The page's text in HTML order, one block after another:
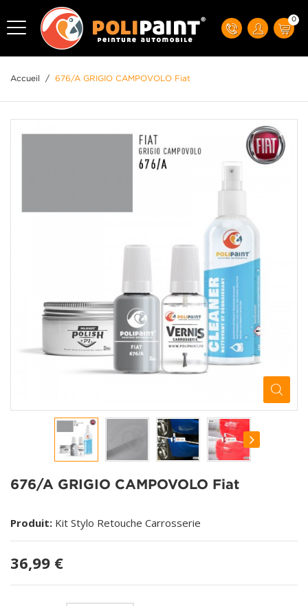
0
Accueil / 676/A GRIGIO CAMPOVOLO Fiat
676/A GRIGIO CAMPOVOLO Fiat
Produit: Kit Stylo Retouche Carrosserie
36,99 €